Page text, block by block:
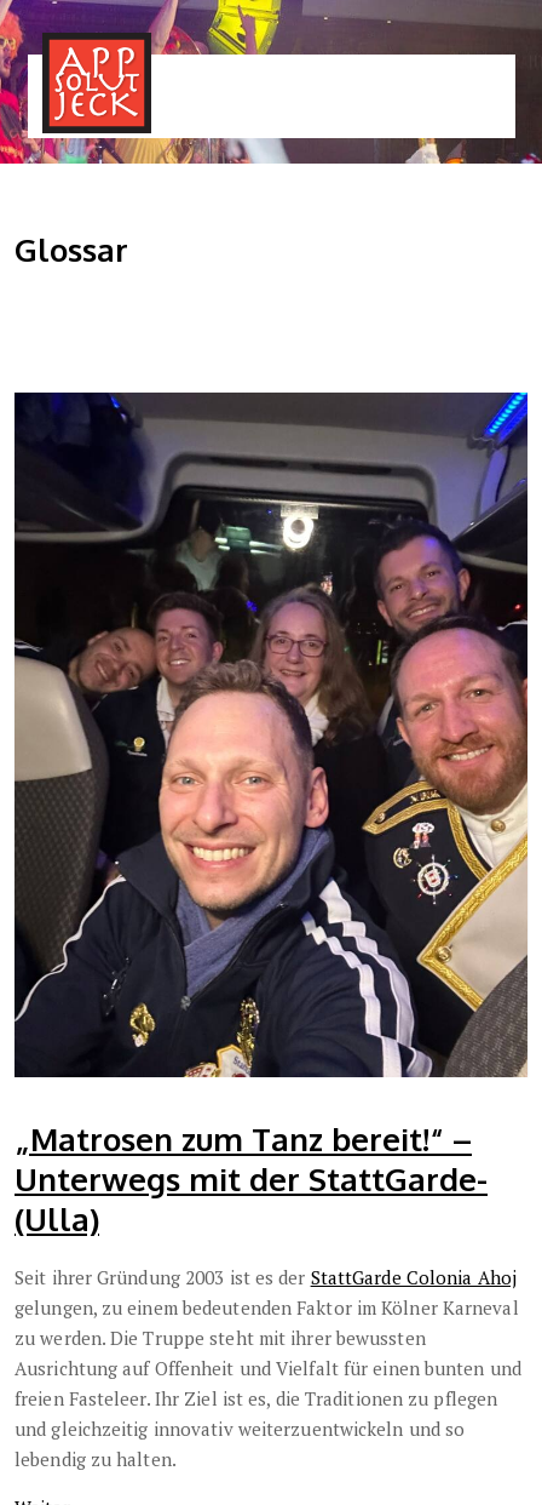
Glossar
„Matrosen zum Tanz bereit!“ –
Unterwegs mit der StattGarde-
(Ulla)
Seit ihrer Gründung 2003 ist es der StattGarde Colonia Ahoj
gelungen, zu einem bedeutenden Faktor im Kölner Karneval
zu werden. Die Truppe steht mit ihrer bewussten
Ausrichtung auf Offenheit und Vielfalt für einen bunten und
freien Fasteleer. Ihr Ziel ist es, die Traditionen zu pflegen
und gleichzeitig innovativ weiterzuentwickeln und so
lebendig zu halten.